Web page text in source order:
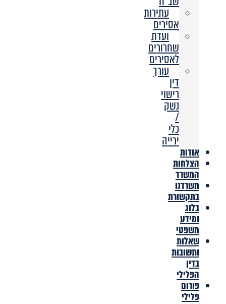
עתירות
אסירים
ועדת
שחרורים
לאסירים
עורך
דין
רישוי
נשק
/
כלי
ירייה
אודות
הצלחות
המשרד
משרדנו
בתקשורת
בלוג
ומידע
משפטי
שאלות
ותשובות
בדין
הפלילי
פורום
פלילי